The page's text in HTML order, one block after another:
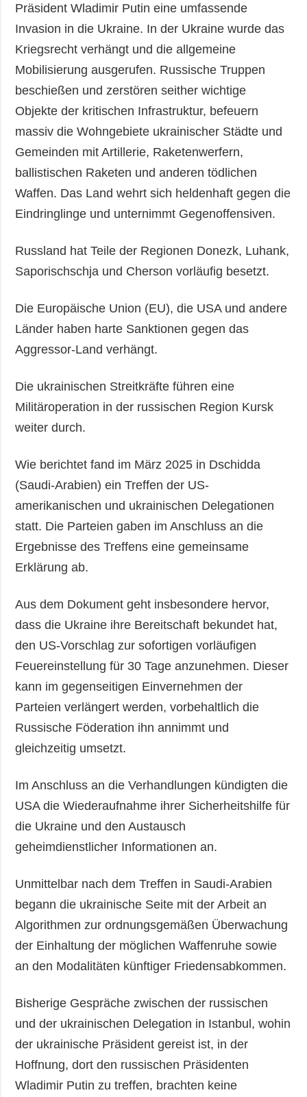
Präsident Wladimir Putin eine umfassende
Invasion in die Ukraine. In der Ukraine wurde das
Kriegsrecht verhängt und die allgemeine
Mobilisierung ausgerufen. Russische Truppen
beschießen und zerstören seither wichtige
Objekte der kritischen Infrastruktur, befeuern
massiv die Wohngebiete ukrainischer Städte und
Gemeinden mit Artillerie, Raketenwerfern,
ballistischen Raketen und anderen tödlichen
Waffen. Das Land wehrt sich heldenhaft gegen die
Eindringlinge und unternimmt Gegenoffensiven.
Russland hat Teile der Regionen Donezk, Luhank,
Saporischschja und Cherson vorläufig besetzt.
Die Europäische Union (EU), die USA und andere
Länder haben harte Sanktionen gegen das
Aggressor-Land verhängt.
Die ukrainischen Streitkräfte führen eine
Militäroperation in der russischen Region Kursk
weiter durch.
Wie berichtet fand im März 2025 in Dschidda
(Saudi-Arabien) ein Treffen der US-
amerikanischen und ukrainischen Delegationen
statt. Die Parteien gaben im Anschluss an die
Ergebnisse des Treffens eine gemeinsame
Erklärung ab.
Aus dem Dokument geht insbesondere hervor,
dass die Ukraine ihre Bereitschaft bekundet hat,
den US-Vorschlag zur sofortigen vorläufigen
Feuereinstellung für 30 Tage anzunehmen. Dieser
kann im gegenseitigen Einvernehmen der
Parteien verlängert werden, vorbehaltlich die
Russische Föderation ihn annimmt und
gleichzeitig umsetzt.
Im Anschluss an die Verhandlungen kündigten die
USA die Wiederaufnahme ihrer Sicherheitshilfe für
die Ukraine und den Austausch
geheimdienstlicher Informationen an.
Unmittelbar nach dem Treffen in Saudi-Arabien
begann die ukrainische Seite mit der Arbeit an
Algorithmen zur ordnungsgemäßen Überwachung
der Einhaltung der möglichen Waffenruhe sowie
an den Modalitäten künftiger Friedensabkommen.
Bisherige Gespräche zwischen der russischen
und der ukrainischen Delegation in Istanbul, wohin
der ukrainische Präsident gereist ist, in der
Hoffnung, dort den russischen Präsidenten
Wladimir Putin zu treffen, brachten keine